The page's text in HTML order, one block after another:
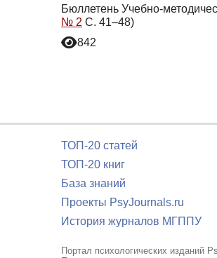
Бюллетень Учебно-
№ 2 С. 41–48)
842
ТОП-20 статей
ТОП-20 книг
База знаний
Проекты PsyJournals.ru
История журналов МГППУ
Портал психологических изданий